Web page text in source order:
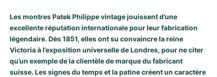
Milgauss
Oyster Perpetual
Yacht-Master
Montres pour femmes
Ronde
Rotonde
Crash
Professional
Bentley
Transocean
Formula 1
Grand Carrera
Montres d'occasion
Portofino
Portugieser
Da Vinci
Spirit of Big Bang
King Power
Montres d'occasion
Les montres Patek Philippe vintage jouissent d’une
excellente réputation internationale pour leur fabrication
légendaire. Dès 1851, elles ont su convaincre la reine
Victoria à l’exposition universelle de Londres, pour ne citer
qu’un exemple de la clientèle de marque du fabricant
suisse. Les signes du temps et la patine créent un caractère